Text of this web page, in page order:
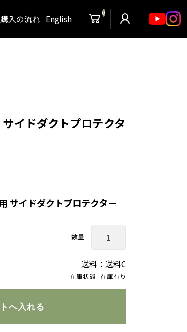
購入の流れ English
0
イドダクトプロテクタ
サイドダクトプロテクター
在庫状態 : 在庫有り
数量
送料：送料C